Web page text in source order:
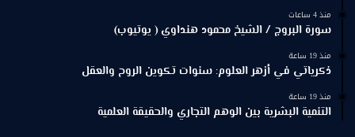
منذ 4 ساعات
سورة البروج / الشيخ محمود هنداوي ( يوتيوب)
منذ 19 ساعة
ذكرياتي في أزهر العلوم: سنوات تكوين الروح والعقل
منذ 19 ساعة
التنمية البشرية بين الوهم التجاري والحقيقة العلمية